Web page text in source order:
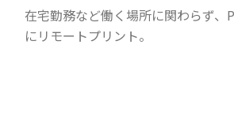
在宅勤務など働く場所に関わらず、
にリモートプリント。